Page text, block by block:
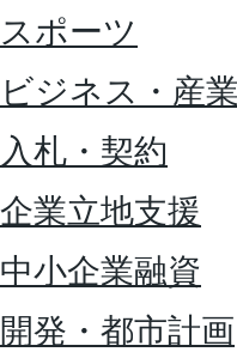
スポーツ
ビジネス・産業
入札・契約
企業立地支援
中小企業融資
開発・都市計画